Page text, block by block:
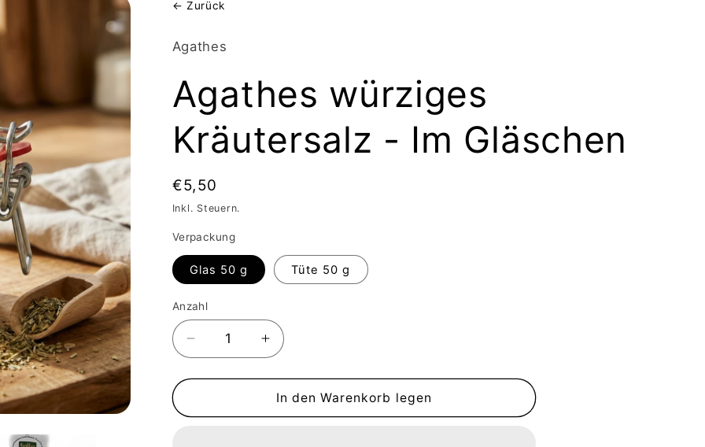
← Zurück
Agathes
Agathes würziges
Kräutersalz - Im Gläschen
Normaler
Preis
€5,50
Inkl. Steuern.
Verpackung
Glas 50 g Tüte 50 g
Anzahl
Anzahl
Verringere
die
Menge
Agathes
Erhöhe
die
Menge
für
Agathes
In den Warenkorb legen